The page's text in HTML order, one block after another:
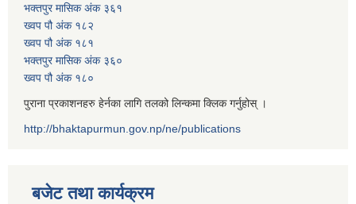
भक्तपुर मासिक अंक ३६१
ख्वप पौ अंक १८२
ख्वप पौ अंक १८१
भक्तपुर मासिक अंक ३६०
ख्वप पौ अंक १८०
पुराना प्रकाशनहरु हेर्नका लागि तलको लिन्कमा क्लिक गर्नुहोस् ।
http://bhaktapurmun.gov.np/ne/publications
बजेट तथा कार्यक्रम